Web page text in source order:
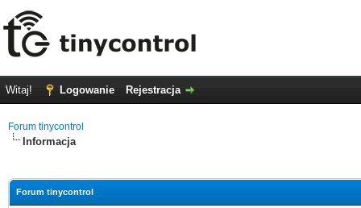
Witaj! Logowanie Rejestracja
Forum tinycontrol
Informacja
Forum tinycontrol